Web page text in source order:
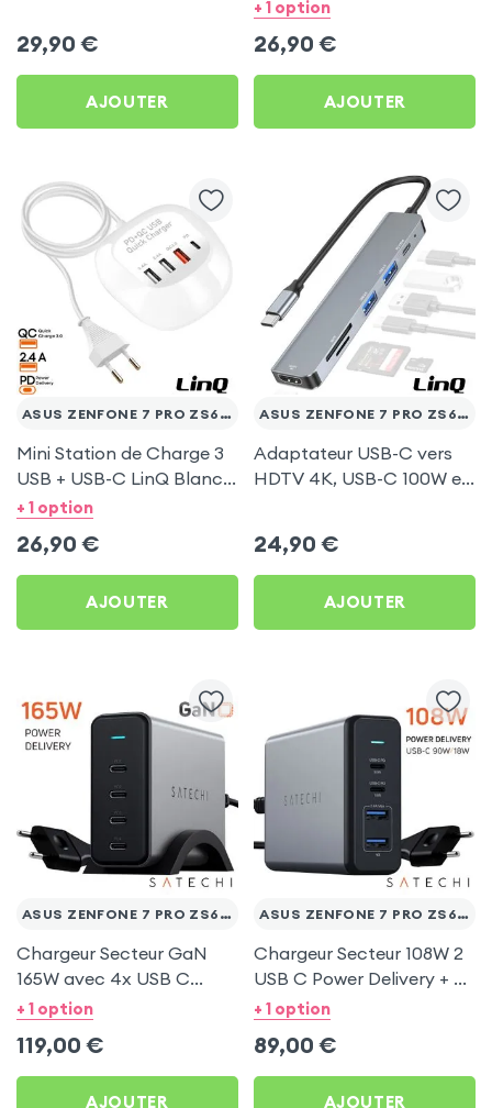
29,90 €
AJOUTER
+ 1 option
26,90 €
AJOUTER
ASUS ZENFONE 7 PRO ZS671KS
Mini Station de Charge 3
USB + USB-C LinQ Blanc
pour Asus Zenfone 7 Pro
+ 1 option
26,90 €
AJOUTER
ASUS ZENFONE 7 PRO ZS671KS
Adaptateur USB-C vers
HDTV 4K, USB-C 100W et
Pro ZS671KS
24,90 €
AJOUTER
ASUS ZENFONE 7 PRO ZS671KS
Chargeur Secteur GaN
165W avec 4x USB C
Power Delivery, Câble
+ 1 option
119,00 €
AJOUTER
ASUS ZENFONE 7 PRO ZS671KS
Chargeur Secteur 108W 2
USB C Power Delivery + 2
USB, Câble Secteur,
+ 1 option
89,00 €
AJOUTER